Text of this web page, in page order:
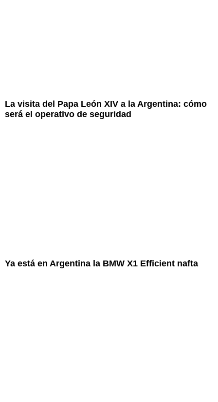
La visita del Papa León XIV a la Argentina: cómo
será el operativo de seguridad
Ya está en Argentina la BMW X1 Efficient nafta